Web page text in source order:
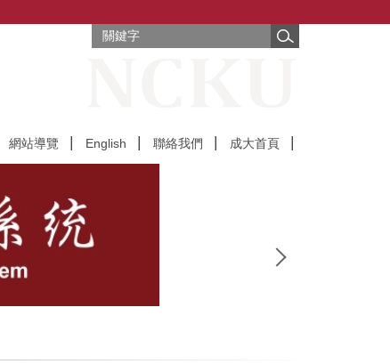
網站導覽 English 聯絡我們 成大首頁